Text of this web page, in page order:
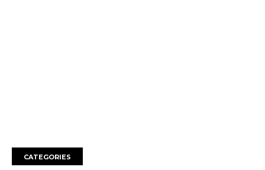
CATEGORIES